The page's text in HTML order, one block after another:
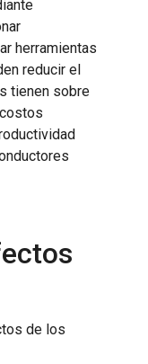
herramientas
reducir el
tienen sobre
de los